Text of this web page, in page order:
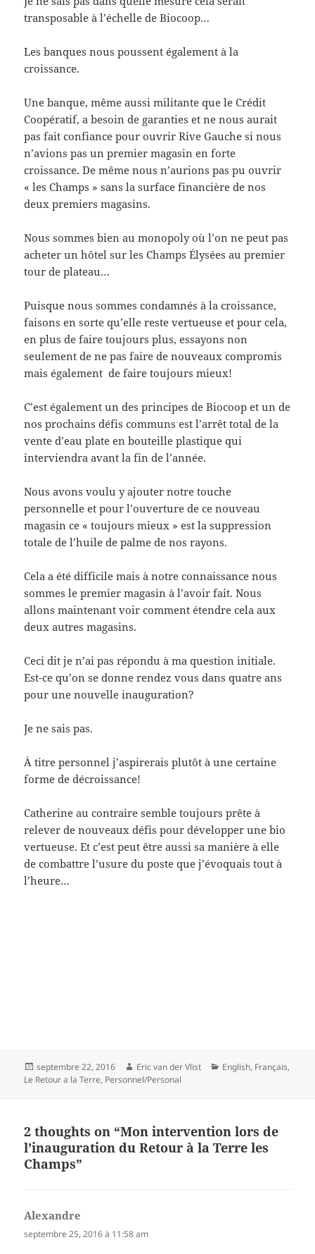
transposable à l’échelle de Biocoop…
Les banques nous poussent également à la
croissance.
Une banque, même aussi militante que le Crédit
Coopératif, a besoin de garanties et ne nous aurait
pas fait confiance pour ouvrir Rive Gauche si nous
n’avions pas un premier magasin en forte
croissance. De même nous n’aurions pas pu ouvrir
« les Champs » sans la surface financière de nos
deux premiers magasins.
Nous sommes bien au monopoly où l’on ne peut pas
acheter un hôtel sur les Champs Élysées au premier
tour de plateau…
Puisque nous sommes condamnés à la croissance,
faisons en sorte qu’elle reste vertueuse et pour cela,
en plus de faire toujours plus, essayons non
seulement de ne pas faire de nouveaux compromis
mais également de faire toujours mieux!
C’est également un des principes de Biocoop et un de
nos prochains défis communs est l’arrêt total de la
vente d’eau plate en bouteille plastique qui
interviendra avant la fin de l’année.
Nous avons voulu y ajouter notre touche
personnelle et pour l’ouverture de ce nouveau
magasin ce « toujours mieux » est la suppression
totale de l’huile de palme de nos rayons.
Cela a été difficile mais à notre connaissance nous
sommes le premier magasin à l’avoir fait. Nous
allons maintenant voir comment étendre cela aux
deux autres magasins.
Ceci dit je n’ai pas répondu à ma question initiale.
Est-ce qu’on se donne rendez vous dans quatre ans
pour une nouvelle inauguration?
Je ne sais pas.
À titre personnel j’aspirerais plutôt à une certaine
forme de décroissance!
Catherine au contraire semble toujours prête à
relever de nouveaux défis pour développer une bio
vertueuse. Et c’est peut être aussi sa manière à elle
de combattre l’usure du poste que j’évoquais tout à
l’heure…
Posted
on
septembre 22, 2016 Author
Eric van der Vlist Categories
English, Français,
Le Retour a la Terre, Personnel/Personal
2 thoughts on “Mon intervention lors de
l’inauguration du Retour à la Terre les
Champs”
Alexandre
septembre 25, 2016 à 11:58 am